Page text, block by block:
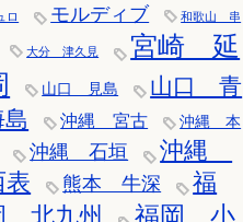
ロ
モルディブ 和歌山 串
大分 津久見
宮崎 延
山口 見島
山口 青
沖縄 宮古
沖縄 本
沖縄 石垣
沖縄
表
熊本 牛深
福
北九州
福岡 小